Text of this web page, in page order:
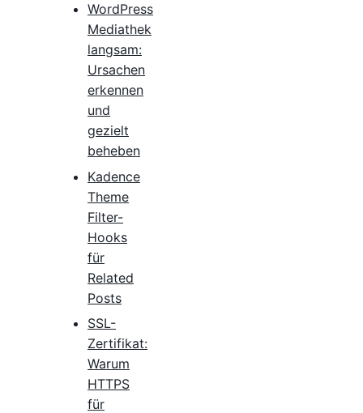
WordPress
Mediathek
langsam:
Ursachen
erkennen
und
gezielt
beheben
Kadence
Theme
Filter-
Hooks
für
Related
Posts
SSL-
Zertifikat:
Warum
HTTPS
für